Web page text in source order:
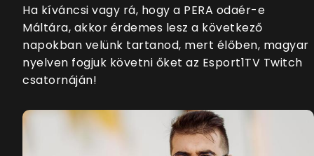
Ha kíváncsi vagy rá, hogy a PERA odaér-e
Máltára, akkor érdemes lesz a következő
napokban velünk tartanod, mert élőben, magyar
nyelven fogjuk követni őket az Esport1TV Twitch
csatornáján!